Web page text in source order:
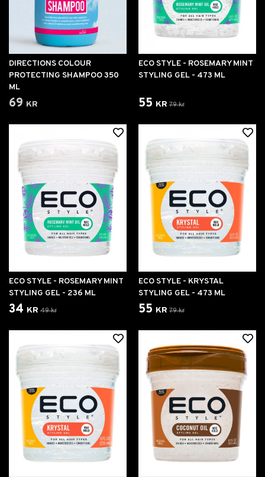
DIRECTIONS COLOUR
PROTECTING SHAMPOO 350
ML
69 kr
ECO STYLE - ROSEMARY MINT
STYLING GEL - 473 ML
55 kr 79 kr
ECO STYLE - ROSEMARY MINT
STYLING GEL - 236 ML
34 kr 49 kr
ECO STYLE - KRYSTAL
STYLING GEL - 473 ML
55 kr 79 kr